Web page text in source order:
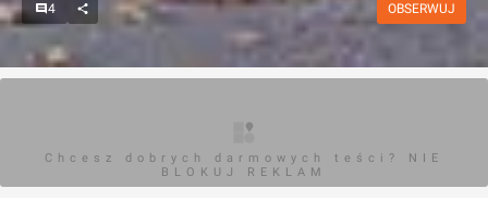
4 OBSERWUJ
Chcesz dobrych darmowych teści? NIE
BLOKUJ REKLAM